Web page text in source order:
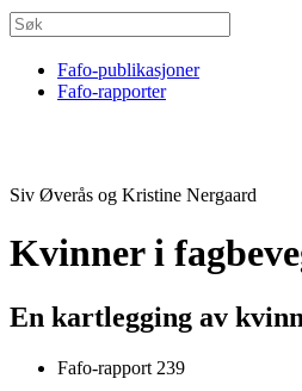
Fafo-publikasjoner
Fafo-rapporter
Siv Øverås og Kristine Nergaard
Kvinner i
En kartlegging av
Fafo-rapport 239